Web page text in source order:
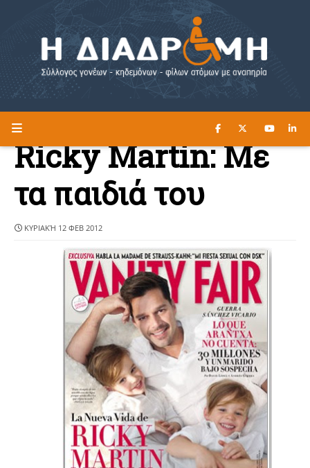
Η ΔΙΑΔΡΟΜΗ ΔΙΑΒΑΣΤΕ ΕΔΩ ►
Ricky Martin: Με
τα παιδιά του
ΚΥΡΙΑΚΉ 12 ΦΕΒ 2012